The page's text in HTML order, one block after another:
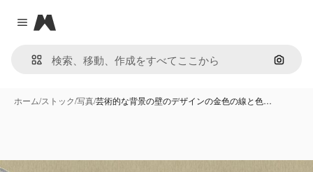
Close menu
Magnific
画像で
ホーム/ストック/写真/芸術的な背景の壁のデザインの金色の線と色…